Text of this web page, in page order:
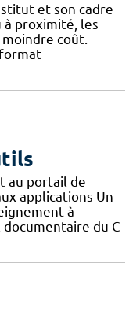
et son cadre
à proximité, les
coût.
au portail de
applications Un
à
documentaire du C